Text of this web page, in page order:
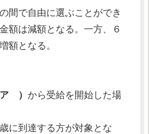
間で自由に選ぶことができ
額は減額となる。一方、６
額となる。
） から受給を開始した場
に到達する方が対象とな